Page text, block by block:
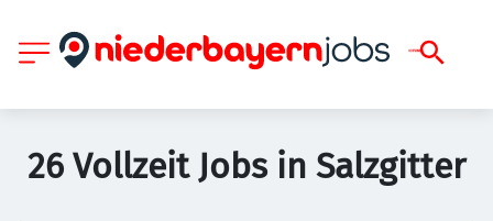
26 Vollzeit Jobs in Salzgitter